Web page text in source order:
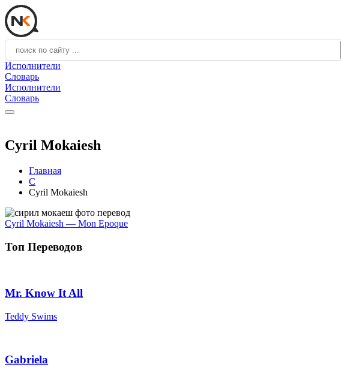
Исполнители
Словарь
Исполнители
Словарь
Cyril Mokaiesh
Главная
C
Cyril Mokaiesh
Cyril Mokaiesh — Mon Epoque
Топ Переводов
Mr. Know It All
Teddy Swims
Gabriela